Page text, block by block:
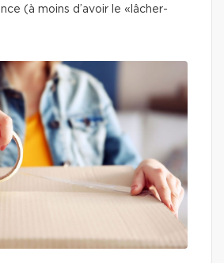
(à moins d’avoir le «lâcher-